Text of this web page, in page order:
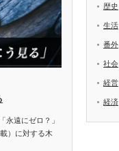
遠にゼロ？」
）に対する木
歴史
生活
番外
社会
経営
経済